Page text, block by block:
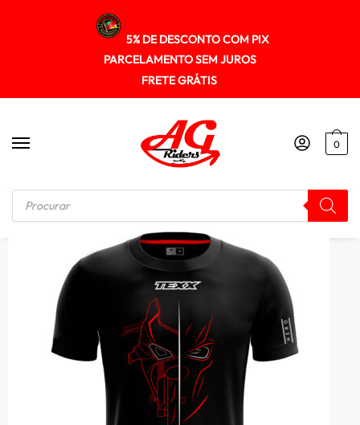
5% DE DESCONTO COM PIX
PARCELAMENTO SEM JUROS
FRETE GRÁTIS
0
Início / CASUAL MOTO